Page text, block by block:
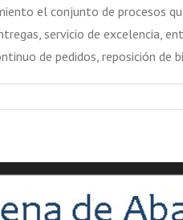
el conjunto de procesos
servicio de excelencia,
de pedidos, reposición de